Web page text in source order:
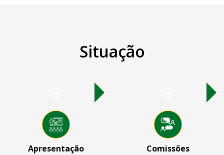
Situação
Apresentação Comissões